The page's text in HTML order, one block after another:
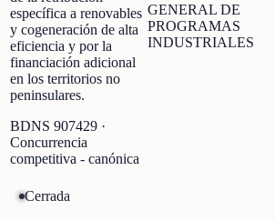
específica a renovables
y cogeneración de alta
eficiencia y por la
financiación adicional
en los territorios no
peninsulares.
BDNS 907429 ·
Concurrencia
competitiva - canónica
GENERAL DE
PROGRAMAS
INDUSTRIALES
Cerrada